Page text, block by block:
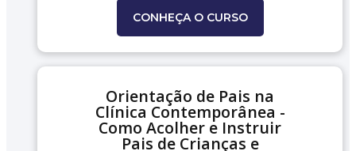
CONHEÇA O CURSO
Orientação de Pais na
Clínica Contemporânea -
Como Acolher e Instruir
Pais de Crianças e